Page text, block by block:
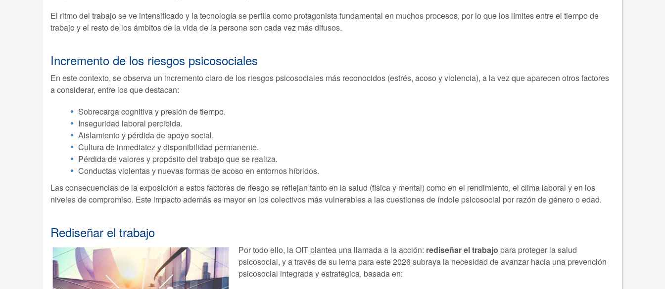
El ritmo del trabajo se ve intensificado y la tecnología se perfila como protagonista fundamental en muchos procesos, por lo que los límites entre el tiempo de
trabajo y el resto de los ámbitos de la vida de la persona son cada vez más difusos.
Incremento de los riesgos psicosociales
En este contexto, se observa un incremento claro de los riesgos psicosociales más reconocidos (estrés, acoso y violencia), a la vez que aparecen otros factores
a considerar, entre los que destacan:
Sobrecarga cognitiva y presión de tiempo.
Inseguridad laboral percibida.
Aislamiento y pérdida de apoyo social.
Cultura de inmediatez y disponibilidad permanente.
Pérdida de valores y propósito del trabajo que se realiza.
Conductas violentas y nuevas formas de acoso en entornos híbridos.
Las consecuencias de la exposición a estos factores de riesgo se reflejan tanto en la salud (física y mental) como en el rendimiento, el clima laboral y en los
niveles de compromiso. Este impacto además es mayor en los colectivos más vulnerables a las cuestiones de índole psicosocial por razón de género o edad.
Rediseñar el trabajo
Por todo ello, la OIT plantea una llamada a la acción: rediseñar el trabajo para proteger la salud
psicosocial, y a través de su lema para este 2026 subraya la necesidad de avanzar hacia una prevención
psicosocial integrada y estratégica, basada en: